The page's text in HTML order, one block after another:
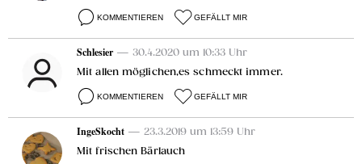
KOMMENTIEREN GEFÄLLT MIR
Schlesier — 30.4.2020 um 10:33 Uhr
Mit allen möglichen,es schmeckt immer.
KOMMENTIEREN GEFÄLLT MIR
IngeSkocht — 23.3.2019 um 13:59 Uhr
Mit frischen Bärlauch